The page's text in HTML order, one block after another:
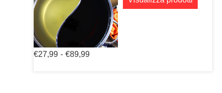
€27,99 - €89,99Fascia
prezzo: